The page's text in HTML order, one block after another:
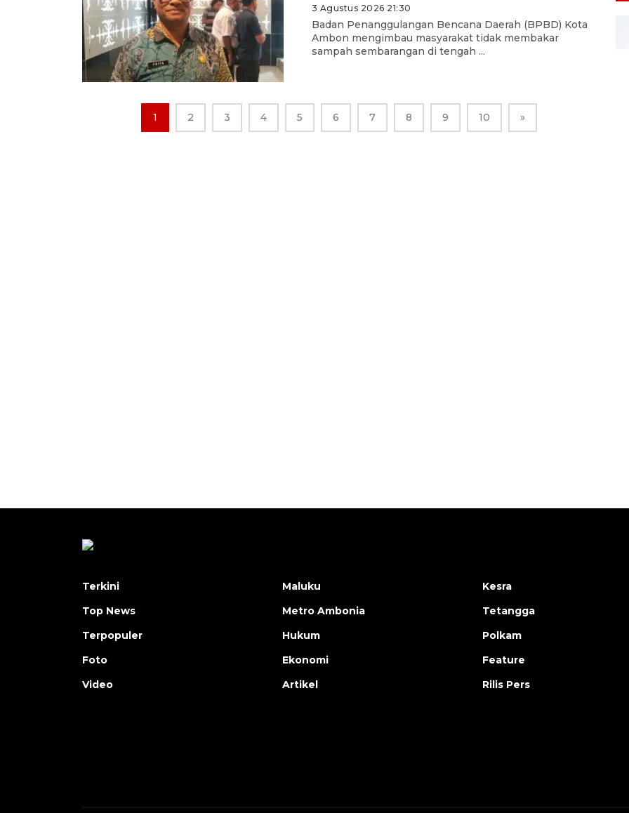
3 Agustus 2026 21:30
Badan Penanggulangan Bencana Daerah (BPBD) Kota
Ambon mengimbau masyarakat tidak membakar
sampah sembarangan di tengah ...
1 2 3 4 5 6 7 8 9 10 »
Terkini
Top News
Terpopuler
Foto
Video
Maluku
Metro Ambonia
Hukum
Ekonomi
Artikel
Kesra
Tetangga
Polkam
Feature
Rilis Pers